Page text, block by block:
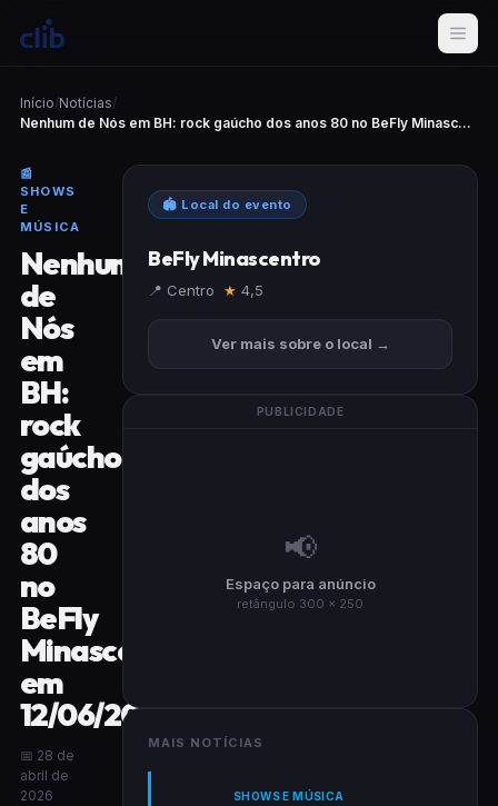
Início/Notícias/
Nenhum de Nós em BH: rock gaúcho dos anos 80 no BeFly Minasc...
📰
SHOWS
E
MÚSICA
Nenhum
de
Nós
em
BH:
rock
gaúcho
dos
anos
80
no
BeFly
Minascentro
em
12/06/2026
📅 28 de
abril de
2026
🏟 Local do evento
BeFly Minascentro
📍 Centro ★ 4,5
Ver mais sobre o local →
PUBLICIDADE
📢
Espaço para anúncio
retângulo 300 × 250
MAIS NOTÍCIAS
SHOWS E MÚSICA